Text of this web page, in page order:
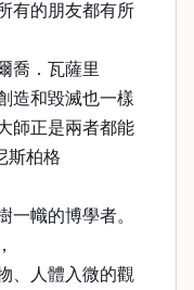
有的朋友都有所
喬．瓦薩里
造和毀滅也一樣
師正是兩者都能
斯柏格
一幟的博學者。
、人體入微的觀